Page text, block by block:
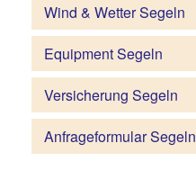
Wind & Wetter Segeln
Equipment Segeln
Versicherung Segeln
Anfrageformular Segeln